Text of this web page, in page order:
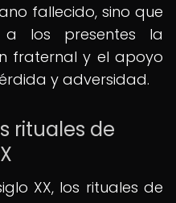
fallecido, sino que
a los presentes la
fraternal y el apoyo
y adversidad.
rituales de
XX, los rituales de